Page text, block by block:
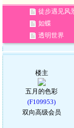
徒步遇见风
如蝶
透明世界
楼主
五月的色彩
(F109953)
双向高级会员